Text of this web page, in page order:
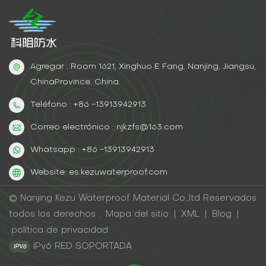
partícula de 50 nm) mejora la resistencia al desgaste
Datos de verificación industrial En el experimento
acelerado que simula el rango de mareas, las
muestras de lodo aceitoso experimentaron: Después
de 300 ciclos secos y húmedos, la tasa de retención
de 2.000 horas de envejecimiento UV, el alargamiento
Agregar : Room 1621, Xinghuo E Fang, Nanjing, Jiangsu,
ChinaProvince, China
Teléfono : +86 -13913942913
Correo electrónico : njkzfs@163.com
Whatsapp : +86 -13913942913
Website: es.kezuwaterproof.com
© Nanjing Kezu Waterproof Material Co.,ltd Reservados
todos los derechos .
Mapa del sitio XML Blog
política de privacidad
IPv6 RED SOPORTADA